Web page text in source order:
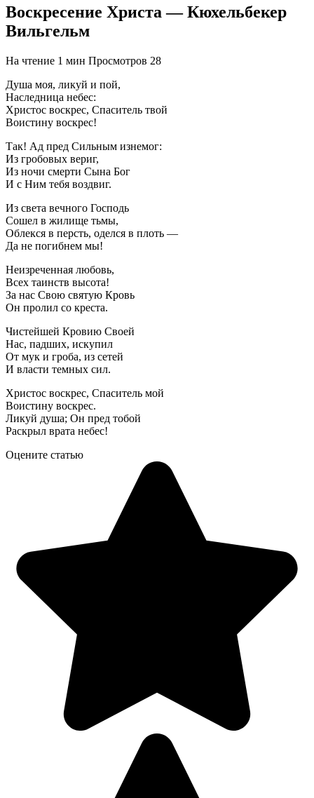
Воскресение Христа — Кюхельбекер
Вильгельм
На чтение 1 мин Просмотров 28
Душа моя, ликуй и пой,
Наследница небес:
Христос воскрес, Спаситель твой
Воистину воскрес!
Так! Ад пред Сильным изнемог:
Из гробовых вериг,
Из ночи смерти Сына Бог
И с Ним тебя воздвиг.
Из света вечного Господь
Сошел в жилище тьмы,
Облекся в персть, оделся в плоть —
Да не погибнем мы!
Неизреченная любовь,
Всех таинств высота!
За нас Свою святую Кровь
Он пролил со креста.
Чистейшей Кровию Своей
Нас, падших, искупил
От мук и гроба, из сетей
И власти темных сил.
Христос воскрес, Спаситель мой
Воистину воскрес.
Ликуй душа; Он пред тобой
Раскрыл врата небес!
Оцените статью